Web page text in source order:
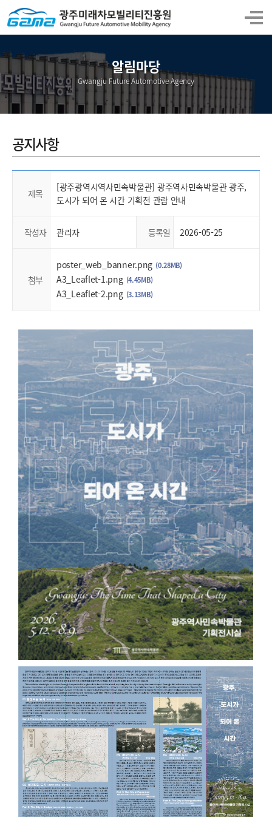
알림마당
Gwangju Future Automotive Agency
공지사항
제목
[광주광역시역사민속박물관] 광주역사민속박물관 광주,
도시가 되어 온 시간 기획전 관람 안내
작성자 관리자 등록일 2026-05-25
첨부
poster_web_banner.png (0.28MB)
A3_Leaflet-1.png (4.45MB)
A3_Leaflet-2.png (3.13MB)